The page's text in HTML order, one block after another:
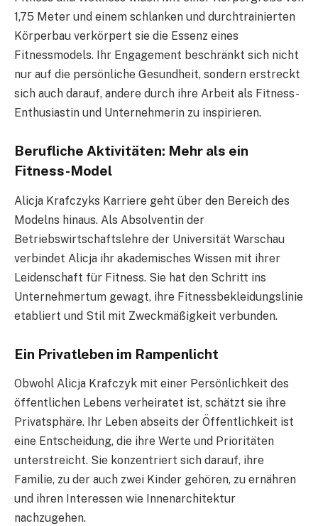
1,75 Meter und einem schlanken und durchtrainierten
Körperbau verkörpert sie die Essenz eines
Fitnessmodels. Ihr Engagement beschränkt sich nicht
nur auf die persönliche Gesundheit, sondern erstreckt
sich auch darauf, andere durch ihre Arbeit als Fitness-
Enthusiastin und Unternehmerin zu inspirieren.
Berufliche Aktivitäten: Mehr als ein
Fitness-Model
Alicja Krafczyks Karriere geht über den Bereich des
Modelns hinaus. Als Absolventin der
Betriebswirtschaftslehre der Universität Warschau
verbindet Alicja ihr akademisches Wissen mit ihrer
Leidenschaft für Fitness. Sie hat den Schritt ins
Unternehmertum gewagt, ihre Fitnessbekleidungslinie
etabliert und Stil mit Zweckmäßigkeit verbunden.
Ein Privatleben im Rampenlicht
Obwohl Alicja Krafczyk mit einer Persönlichkeit des
öffentlichen Lebens verheiratet ist, schätzt sie ihre
Privatsphäre. Ihr Leben abseits der Öffentlichkeit ist
eine Entscheidung, die ihre Werte und Prioritäten
unterstreicht. Sie konzentriert sich darauf, ihre
Familie, zu der auch zwei Kinder gehören, zu ernähren
und ihren Interessen wie Innenarchitektur
nachzugehen.